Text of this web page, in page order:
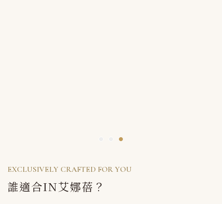
EXCLUSIVELY CRAFTED FOR YOU
誰適合IN艾娜蓓？